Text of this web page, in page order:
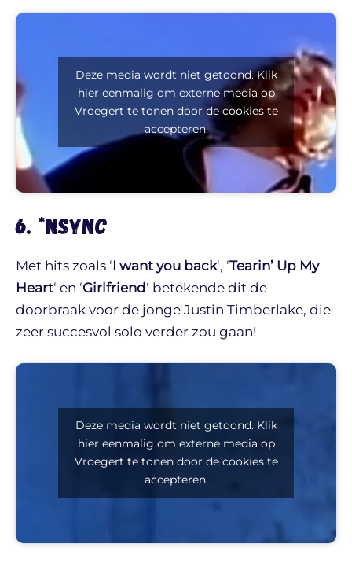
Deze media wordt niet getoond. Klik
hier eenmalig om externe media op
Vroegert te tonen door de cookies te
accepteren.
6. *NSYNC
Met hits zoals ‘I want you back‘, ‘Tearin’ Up My
Heart‘ en ‘Girlfriend ‘ betekende dit de
doorbraak voor de jonge Justin Timberlake, die
zeer succesvol solo verder zou gaan!
Deze media wordt niet getoond. Klik
hier eenmalig om externe media op
Vroegert te tonen door de cookies te
accepteren.